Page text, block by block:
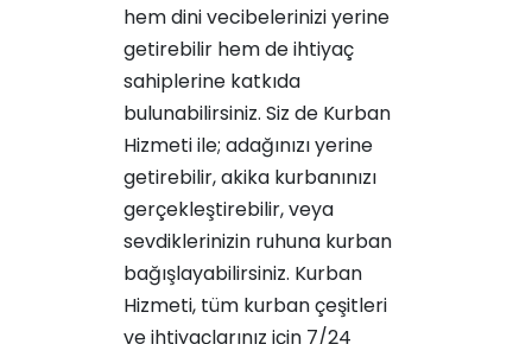
hem dini vecibelerinizi yerine
getirebilir hem de ihtiyaç
sahiplerine katkıda
bulunabilirsiniz. Siz de Kurban
Hizmeti ile; adağınızı yerine
getirebilir,akika kurbanınızı
gerçekleştirebilir, veya
sevdiklerinizin ruhuna kurban
bağışlayabilirsiniz. Kurban
Hizmeti, tüm kurban çeşitleri
ve ihtiyaçlarınız için 7/24